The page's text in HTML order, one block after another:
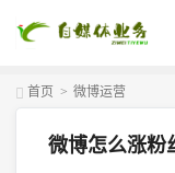
首页 > 微博运营
微博怎么涨粉